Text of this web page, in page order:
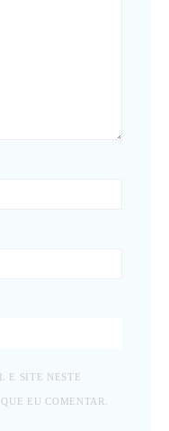
E SITE NESTE
EU COMENTAR.